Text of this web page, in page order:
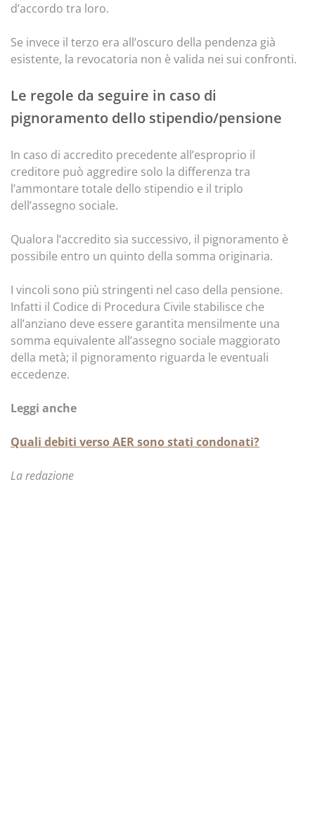
d’accordo tra loro.
Se invece il terzo era all’oscuro della pendenza già
esistente, la revocatoria non è valida nei sui confronti.
Le regole da seguire in caso di
pignoramento dello stipendio/pensione
In caso di accredito precedente all’esproprio il
creditore può aggredire solo la differenza tra
l’ammontare totale dello stipendio e il triplo
dell’assegno sociale.
Qualora l’accredito sia successivo, il pignoramento è
possibile entro un quinto della somma originaria.
I vincoli sono più stringenti nel caso della pensione.
Infatti il Codice di Procedura Civile stabilisce che
all’anziano deve essere garantita mensilmente una
somma equivalente all’assegno sociale maggiorato
della metà; il pignoramento riguarda le eventuali
eccedenze.
Leggi anche
Quali debiti verso AER sono stati condonati?
La redazione